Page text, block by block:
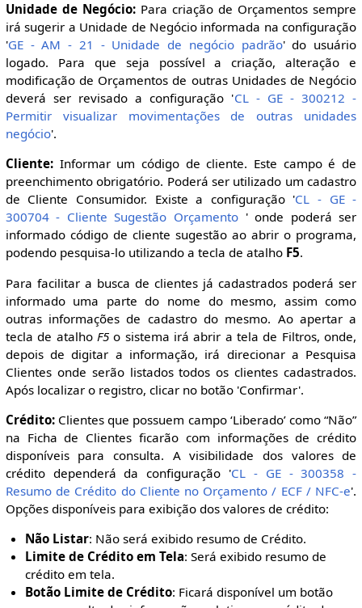
Unidade de Negócio: Para criação de Orçamentos sempre
irá sugerir a Unidade de Negócio informada na configuração
'GE - AM - 21 - Unidade de negócio padrão' do usuário
logado. Para que seja possível a criação, alteração e
modificação de Orçamentos de outras Unidades de Negócio
deverá ser revisado a configuração 'CL - GE - 300212 -
Permitir visualizar movimentações de outras unidades
negócio'.
Cliente:Informar um código de cliente. Este campo é de
preenchimento obrigatório. Poderá ser utilizado um cadastro
de Cliente Consumidor. Existe a configuração 'CL - GE -
300704 - Cliente Sugestão Orçamento ' onde poderá ser
informado código de cliente sugestão ao abrir o programa,
podendo pesquisa-lo utilizando a tecla de atalho F5.
Para facilitar a busca de clientes já cadastrados poderá ser
informado uma parte do nome do mesmo, assim como
outras informações de cadastro do mesmo. Ao apertar a
tecla de atalho F5o sistema irá abrir a tela de Filtros, onde,
depois de digitar a informação, irá direcionar a Pesquisa
Clientes onde serão listados todos os clientes cadastrados.
Após localizar o registro, clicar no botão 'Confirmar'.
Crédito: Clientes que possuem campo ‘Liberado’ como “Não”
na Ficha de Clientes ficarão com informações de crédito
disponíveis para consulta. A visibilidade dos valores de
crédito dependerá da configuração 'CL - GE - 300358 -
Resumo de Crédito do Cliente no Orçamento / ECF / NFC-e'.
Opções disponíveis para exibição dos valores de crédito:
Não Listar: Não será exibido resumo de Crédito.
Limite de Crédito em Tela: Será exibido resumo de
crédito em tela.
Botão Limite de Crédito: Ficará disponível um botão